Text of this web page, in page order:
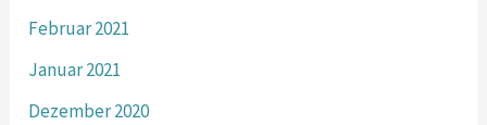
Februar 2021
Januar 2021
Dezember 2020